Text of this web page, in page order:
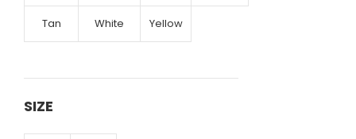
Tan White Yellow
SIZE